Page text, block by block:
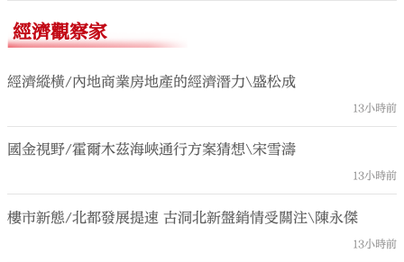
經濟觀察家
經濟縱橫/內地商業房地產的經濟潛力\盛松成
13小時前
國金視野/霍爾木茲海峽通行方案猜想\宋雪濤
13小時前
樓市新態/北都發展提速 古洞北新盤銷情受關注\陳永傑
13小時前